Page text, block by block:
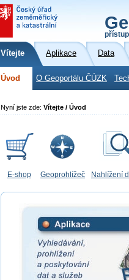
Vítejte Aplikace Data
Úvod O Geoportálu ČÚZK
Nyní jste zde: Vítejte / Úvod
E-shop Geoprohlížeč Nahlížení